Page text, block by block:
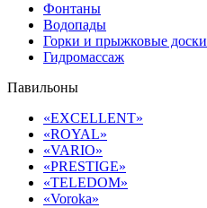
Фонтаны
Водопады
Горки и прыжковые доски
Гидромассаж
Павильоны
«EXCELLENT»
«ROYAL»
«VARIO»
«PRESTIGE»
«TELEDOM»
«Voroka»